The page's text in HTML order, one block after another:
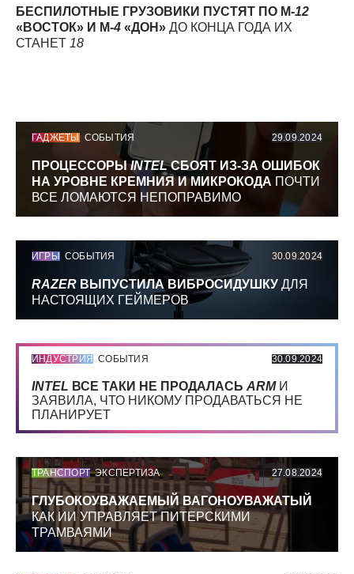
БЕСПИЛОТНЫЕ ГРУЗОВИКИ ПУСТЯТ ПО М-12
«ВОСТОК» И М-4 «ДОН» ДО КОНЦА ГОДА ИХ
СТАНЕТ 18
ГАДЖЕТЫ СОБЫТИЯ 29.09.2024
ПРОЦЕССОРЫINTELСБОЯТ ИЗ-ЗА ОШИБОК
НА УРОВНЕ КРЕМНИЯ И МИКРОКОДА ПОЧТИ
ВСЕ ЛОМАЮТСЯ НЕПОПРАВИМО
ИГРЫ СОБЫТИЯ 30.09.2024
RAZER ВЫПУСТИЛА ВИБРОСИДУШКУ ДЛЯ
НАСТОЯЩИХ ГЕЙМЕРОВ
ИНДУСТРИЯ СОБЫТИЯ 30.09.2024
INTEL ВСЕ ТАКИ НЕ ПРОДАЛАСЬ ARMИ
ЗАЯВИЛА, ЧТО НИКОМУ ПРОДАВАТЬСЯ НЕ
ПЛАНИРУЕТ
ТРАНСПОРТ ЭКСПЕРТИЗА 27.08.2024
ГЛУБОКОУВАЖАЕМЫЙ ВАГОНОУВАЖАТЫЙ
КАК ИИ УПРАВЛЯЕТ ПИТЕРСКИМИ
ТРАМВАЯМИ